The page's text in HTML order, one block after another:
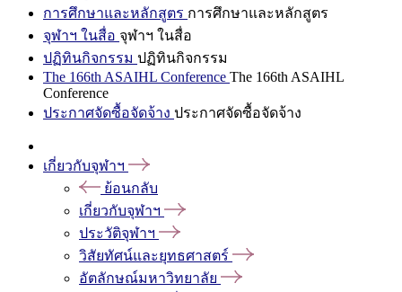
การศึกษาและหลักสูตร การศึกษาและหลักสูตร
จุฬาฯ ในสื่อ จุฬาฯ ในสื่อ
ปฏิทินกิจกรรม ปฏิทินกิจกรรม
The 166th ASAIHL Conference The 166th ASAIHL
Conference
ประกาศจัดซื้อจัดจ้าง ประกาศจัดซื้อจัดจ้าง
เกี่ยวกับจุฬาฯ
ย้อนกลับ
เกี่ยวกับจุฬาฯ
ประวัติจุฬาฯ
วิสัยทัศน์และยุทธศาสตร์
อัตลักษณ์มหาวิทยาลัย